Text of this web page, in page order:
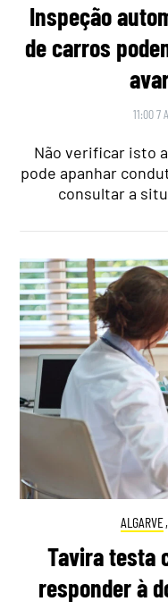
Inspeção
de carros
11:00 7
Não verificar isto
pode apanhar
consultar a
ALGARVE,
Tavira testa
responder à